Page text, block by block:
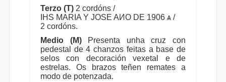
Terzo (T) 2 cordóns /
IHS MARIA Y JOSE AИO DE 1906 ѧ /
2 cordóns.
Medio (M)Presenta unha cruz con
pedestal de 4 chanzos feitas a base de
selos con decoración vexetal e de
estrelas. Os brazos teñen remates a
modo de potenzada.